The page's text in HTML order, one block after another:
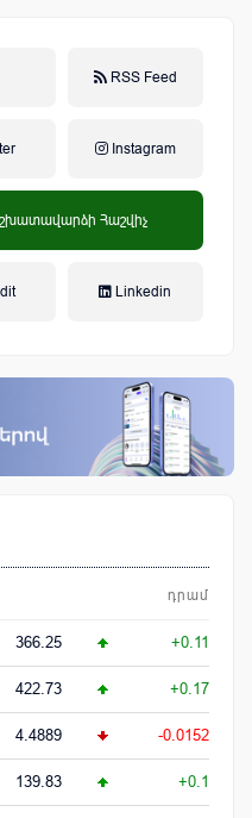
RSS Feed
Instagram
Հաշվիչ
Linkedin
դրամ
366.25 +0.11
422.73 +0.17
4.4889 -0.0152
139.83 +0.1